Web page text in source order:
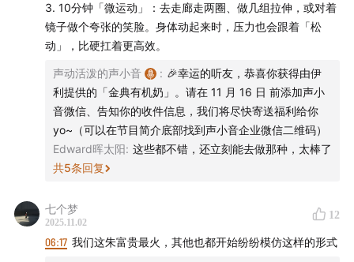
声动活泼商业化小队：新新、秋杰、琳琳、迪卡、小夏
（实习）
商务合作：声动早咖啡等节目商业合作持续招募中，点击
链接直达声动商务会客厅，或者发送邮件至
business@shengfm.cn联系我们；
加入我们：声动活泼目前开放内容制作、商业发展等全职
岗位，还在招聘内容实习生、商业化实习生和社群运营实
习生等，工作地点北京东城区，
式，请点击链接
​3. 10分钟「微运动」：去走廊走两圈、做几组拉伸，或对着
镜子做个夸张的笑脸。身体动起来时，压力也会跟着「松
动」，比硬扛着更高效。
声动活泼的声小音 : 🎉幸运的听友，恭喜你获得由伊
利提供的「金典有机奶」。请在 11 月 16 日 前添加声小
音微信、告知你的收件信息，我们将尽快寄送福利给你
yo~（可以在节目简介底部找到声小音企业微信二维码）
Edward晖太阳: 这些都不错，还立刻能去做那种，太棒了
共5条回复
七个梦
2025.11.02
12
06:17 我们这朱富贵最火，其他也都开始纷纷模仿这样的形式